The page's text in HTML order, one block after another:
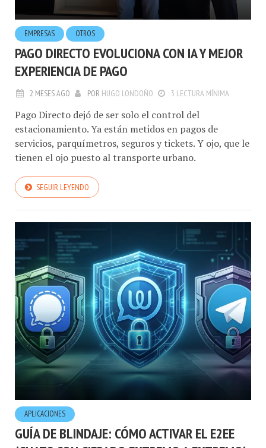
EMPRESAS OTROS
PAGO DIRECTO EVOLUCIONA CON IA Y MEJOR
EXPERIENCIA DE PAGO
2 MESES AGO POR HUGO LONDOÑO 3 LECTURA MÍNIMA
Pago Directo dejó de ser solo el control del
estacionamiento. Ya están metidos en pagos de
servicios, parquímetros, seguros y tickets. Y ojo, que le
tienen el ojo puesto al transporte urbano.
SEGUIR LEYENDO
APLICACIONES
GUÍA DE BLINDAJE: CÓMO ACTIVAR EL E2EE